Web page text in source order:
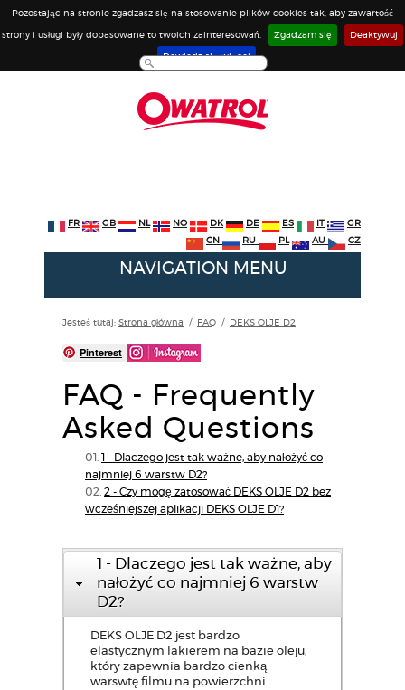
Pozostając na stronie zgadzasz się na stosowanie plików cookies tak, aby zawartość
strony i usługi były dopasowane to twoich zainteresowań. Zgadzam się Deaktywuj
Dowiedz się więcej
FR GB NL NO DK DE ES IT
GR
CN
RU PL AU CZ
NAVIGATION MENU
Jesteś tutaj: Strona główna / FAQ / DEKS OLJE D2
Pinterest
FAQ - Frequently
Asked Questions
1 - Dlaczego jest tak ważne, aby nałożyć co
najmniej 6 warstw D2?
2 - Czy mogę zatosować DEKS OLJE D2 bez
wcześniejszej aplikacji DEKS OLJE D1?
1 - Dlaczego jest tak ważne, aby
nałożyć co najmniej 6 warstw
D2?
DEKS OLJE D2 jest bardzo
elastycznym lakierem na bazie oleju,
który zapewnia bardzo cienką
warswtę filmu na powierzchni.